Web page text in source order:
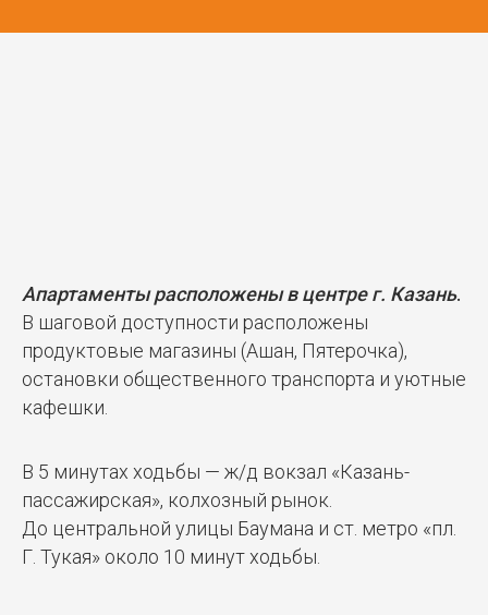
Апартаменты расположены в центре г. Казань.
В шаговой доступности расположены
продуктовые магазины (Ашан, Пятерочка),
остановки общественного транспорта и уютные
кафешки.
В 5 минутах ходьбы — ж/д вокзал «Казань-
пассажирская», колхозный рынок.
До центральной улицы Баумана и ст. метро «пл.
Г. Тукая» около 10 минут ходьбы.